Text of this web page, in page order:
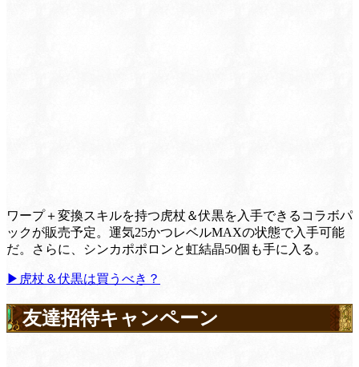
ワープ＋変換スキルを持つ虎杖＆伏黒を入手できるコラボパ
ックが販売予定。運気25かつレベルMAXの状態で入手可能
だ。さらに、シンカポポロンと虹結晶50個も手に入る。
▶虎杖＆伏黒は買うべき？
友達招待キャンペーン